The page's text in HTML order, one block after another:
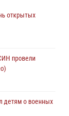
занятие для
открытых
провели
детям о военных